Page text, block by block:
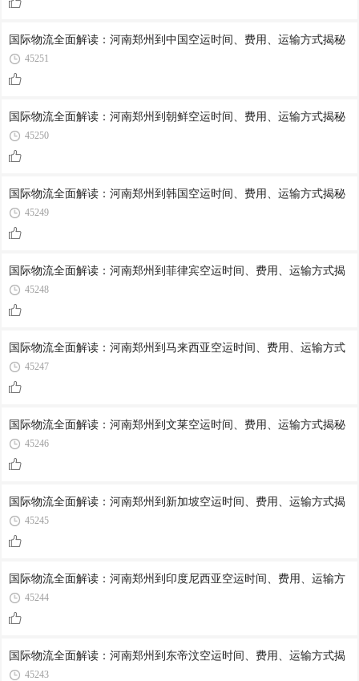
国际物流全面解读：河南郑州到中国空运时间、费用、运输方式揭秘
45251
国际物流全面解读：河南郑州到朝鲜空运时间、费用、运输方式揭秘
45250
国际物流全面解读：河南郑州到韩国空运时间、费用、运输方式揭秘
45249
国际物流全面解读：河南郑州到菲律宾空运时间、费用、运输方式揭
45248
国际物流全面解读：河南郑州到马来西亚空运时间、费用、运输方式
45247
国际物流全面解读：河南郑州到文莱空运时间、费用、运输方式揭秘
45246
国际物流全面解读：河南郑州到新加坡空运时间、费用、运输方式揭
45245
国际物流全面解读：河南郑州到印度尼西亚空运时间、费用、运输方
45244
国际物流全面解读：河南郑州到东帝汶空运时间、费用、运输方式揭
45243